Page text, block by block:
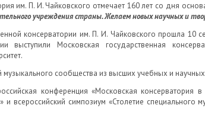
им. П. И. Чайковского отмечает 160 лет со дня
учреждения страны. Желаем новых научных и
консерватории им. П. И. Чайковского прошла 10
выступили Московская государственная
музыкального сообщества из высших учебных и
конференция «Московская консерватория в
всероссийский симпозиум «Столетие специального